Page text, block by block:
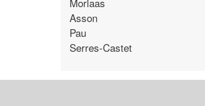
Asson
Pau
Serres-Castet